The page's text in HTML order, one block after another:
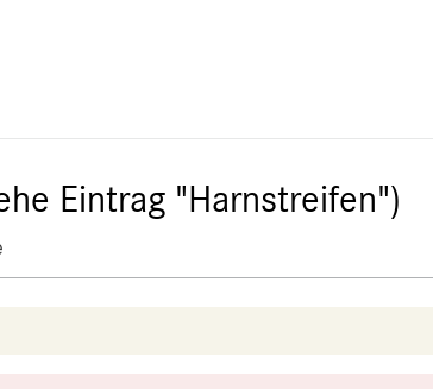
Eintrag "Harnstreifen")